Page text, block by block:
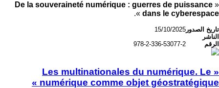
«
De la souveraineté numérique : guerres de puissance
dans le cyberespace
».
تاريخ الصدور 15/10/2025
الناشر
الرقم
978-2-336-53077-2
« Les multinationales du numérique. Le
numérique comme objet géostratégique »